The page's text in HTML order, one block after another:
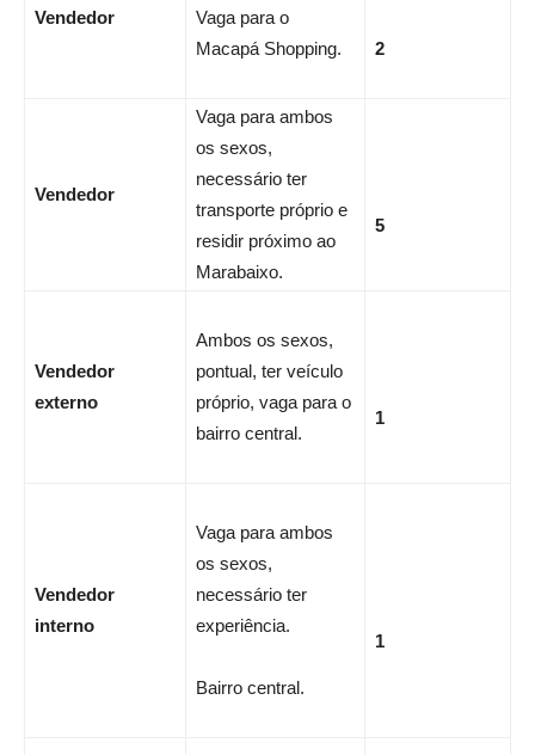
Vendedor
Vaga para o
Macapá Shopping.
2
Vendedor
Vaga para ambos
os sexos,
necessário ter
transporte próprio e
residir próximo ao
Marabaixo.
5
Vendedor
externo
Ambos os sexos,
pontual, ter veículo
próprio, vaga para o
bairro central.
1
Vendedor
interno
Vaga para ambos
os sexos,
necessário ter
experiência.
Bairro central.
1